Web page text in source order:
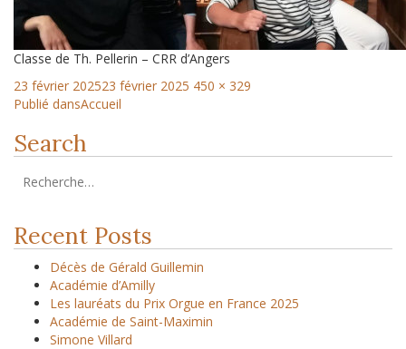
Classe de Th. Pellerin – CRR d’Angers
23 février 202523 février 2025 450 × 329
Publié dansAccueil
Search
Recent Posts
Décès de Gérald Guillemin
Académie d’Amilly
Les lauréats du Prix Orgue en France 2025
Académie de Saint-Maximin
Simone Villard